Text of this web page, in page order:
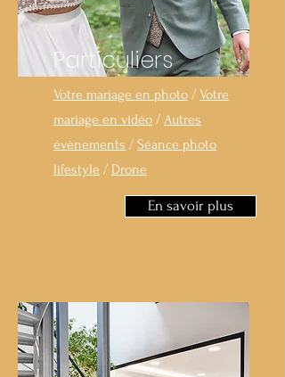
Particuliers
Votre mariage en photo / Votre
mariage en vidéo / Autres
évènements / Séance photo
lifestyle / Drone
En savoir plus